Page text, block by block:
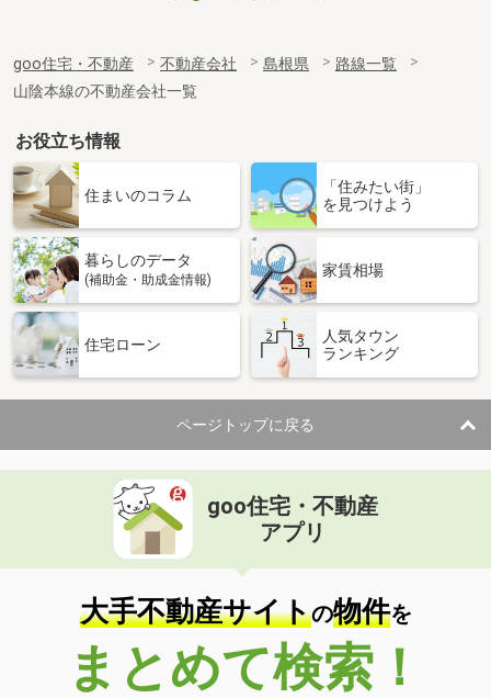
goo住宅・不動産 不動産会社 島根県
路線一覧
山陰本線の不動産会社一覧
お役立ち情報
住まいのコラム
「住みたい街」
を見つけよう
暮らしのデータ
(補助金・助成金情報)
家賃相場
住宅ローン
人気タウン
ランキング
ページトップに戻る
goo住宅・不動産
アプリ
大手不動産サイトの物件を
まとめて検索！